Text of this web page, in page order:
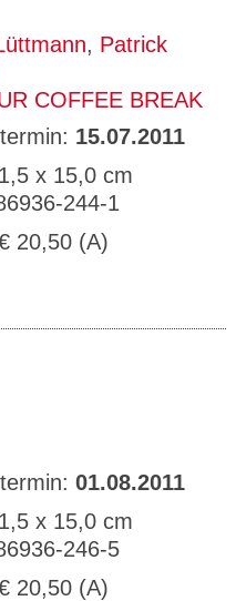
, Patrick
COFFEE BREAK
15.07.2011
x 15,0 cm
244-1
20,50 (A)
01.08.2011
x 15,0 cm
246-5
20,50 (A)